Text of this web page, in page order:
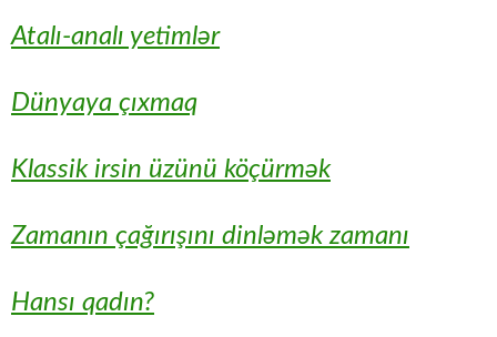
Atalı-analı yetimlər
Dünyaya çıxmaq
Klassik irsin üzünü köçürmək
Zamanın çağırışını dinləmək zamanı
Hansı qadın?